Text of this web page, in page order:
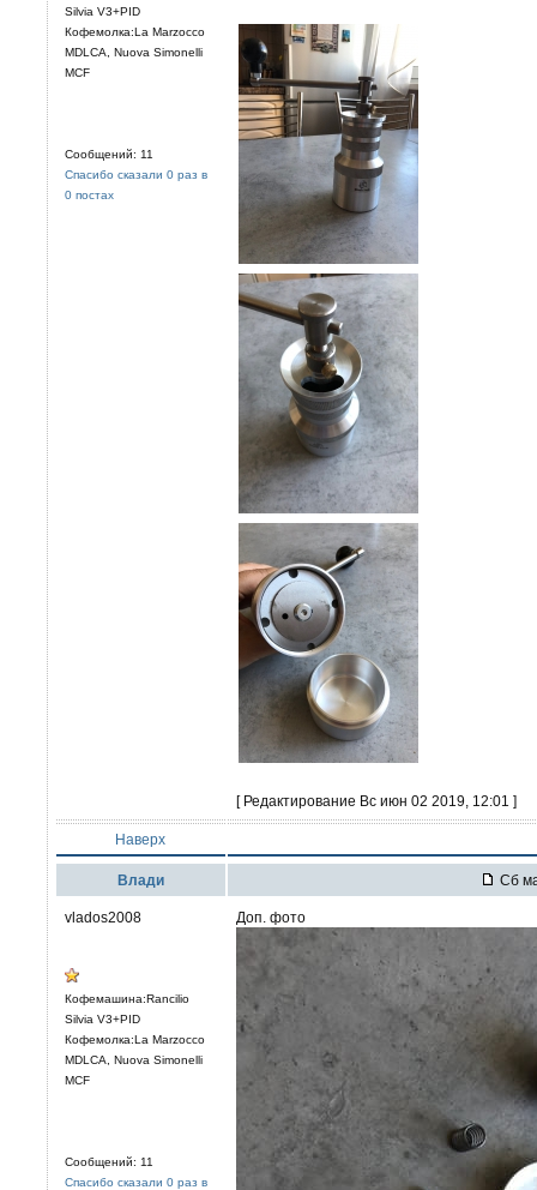
Silvia V3+PID
Кофемолка:La Marzocco
MDLCA, Nuova Simonelli
MCF
Сообщений: 11
Спасибо сказали 0 раз в
0 постах
[ Редактирование Вс июн 02 2019, 12:01 ]
Наверх
Влади Сб
vlados2008
Кофемашина:Rancilio
Silvia V3+PID
Кофемолка:La Marzocco
MDLCA, Nuova Simonelli
MCF
Сообщений: 11
Спасибо сказали 0 раз в
Доп. фото